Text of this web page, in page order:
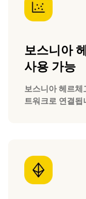
보스니아
사용 가능
보스니아 헤르
트워크로 연결됩